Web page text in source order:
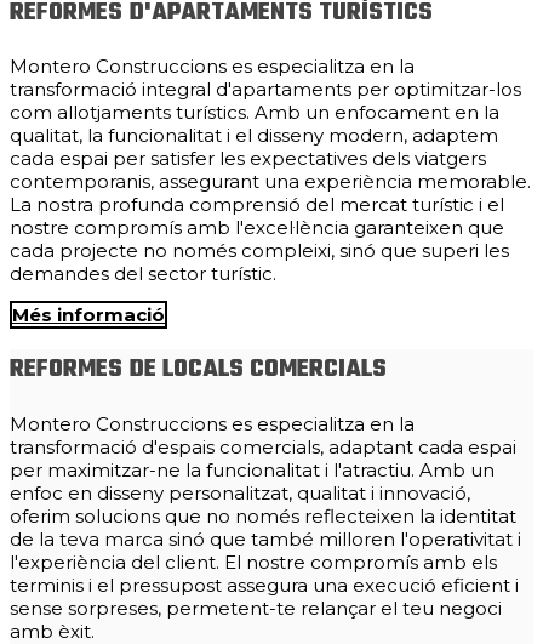
REFORMES D'APARTAMENTS TURÍSTICS
Montero Construccions es especialitza en la
transformació integral d'apartaments per optimitzar-los
com allotjaments turístics. Amb un enfocament en la
qualitat, la funcionalitat i el disseny modern, adaptem
cada espai per satisfer les expectatives dels viatgers
contemporanis, assegurant una experiència memorable.
La nostra profunda comprensió del mercat turístic i el
nostre compromís amb l'excel·lència garanteixen que
cada projecte no només compleixi, sinó que superi les
demandes del sector turístic.
Més informació
REFORMES DE LOCALS COMERCIALS
Montero Construccions es especialitza en la
transformació d'espais comercials, adaptant cada espai
per maximitzar-ne la funcionalitat i l'atractiu. Amb un
enfoc en disseny personalitzat, qualitat i innovació,
oferim solucions que no només reflecteixen la identitat
de la teva marca sinó que també milloren l'operativitat i
l'experiència del client. El nostre compromís amb els
terminis i el pressupost assegura una execució eficient i
sense sorpreses, permetent-te relançar el teu negoci
amb èxit.